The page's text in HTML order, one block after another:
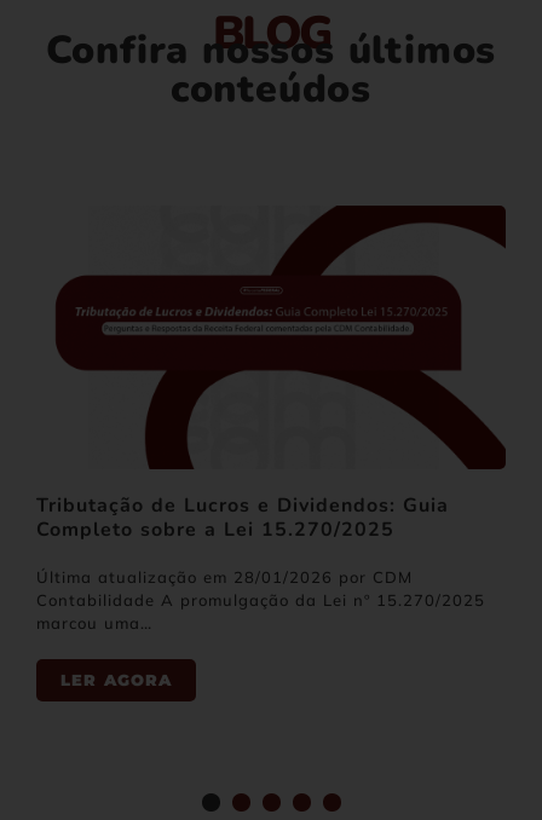
BLOG
Confira nossos últimos
conteúdos
Tributação de Lucros e Dividendos: Guia
Completo sobre a Lei 15.270/2025
Última atualização em 28/01/2026 por CDM
Contabilidade A promulgação da Lei nº 15.270/2025
marcou uma…
LER AGORA